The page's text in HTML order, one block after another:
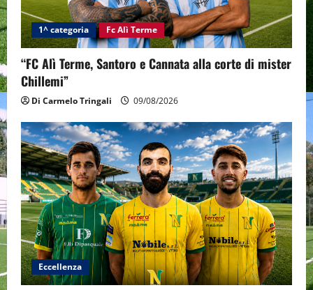
1^ categoria Fc Alì Terme
“FC Alì Terme, Santoro e Cannata alla corte di mister
Chillemi”
Di Carmelo Tringali 09/08/2026
Eccellenza